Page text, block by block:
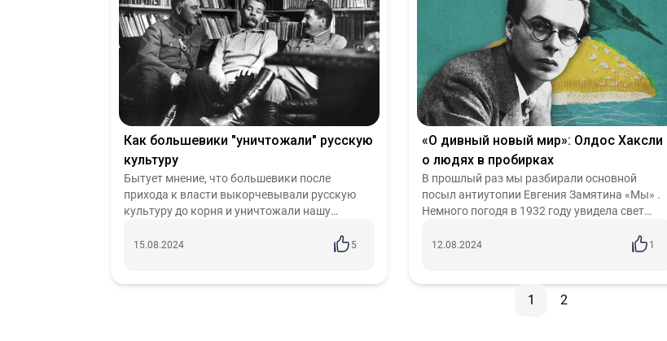
Как большевики "уничтожали" русскую
культуру
Бытует мнение, что большевики после
прихода к власти выкорчевывали русскую
культуру до корня и уничтожали нашу
зачастую придерживаются те, кто вовсе
15.08.2024 5
«О дивный новый мир»: Олдос Хаксли
о людях в пробирках
В прошлый раз мы разбирали основной
посыл антиутопии Евгения Замятина «Мы» .
Немного погодя в 1932 году увидела свет
Олдоса Хаксли «О дивный новый мир». Как
12.08.2024 1
1 2